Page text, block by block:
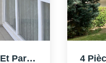
4 Pièces De 82 M² Avec Balcon Et Parking - À 15 Min Du RER...